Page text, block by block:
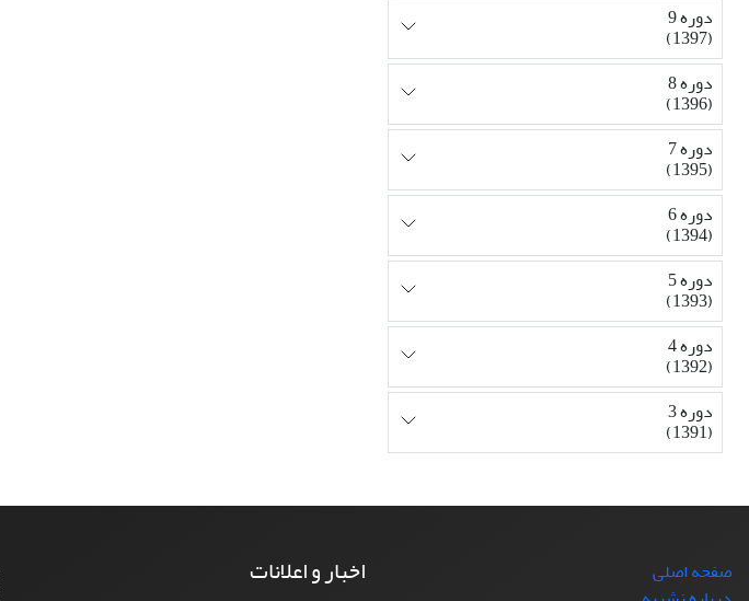
دوره 9
(1397)
دوره 8
(1396)
دوره 7
(1395)
دوره 6
(1394)
دوره 5
(1393)
دوره 4
(1392)
دوره 3
(1391)
صفحه اصلی
اخبار و اعلانات